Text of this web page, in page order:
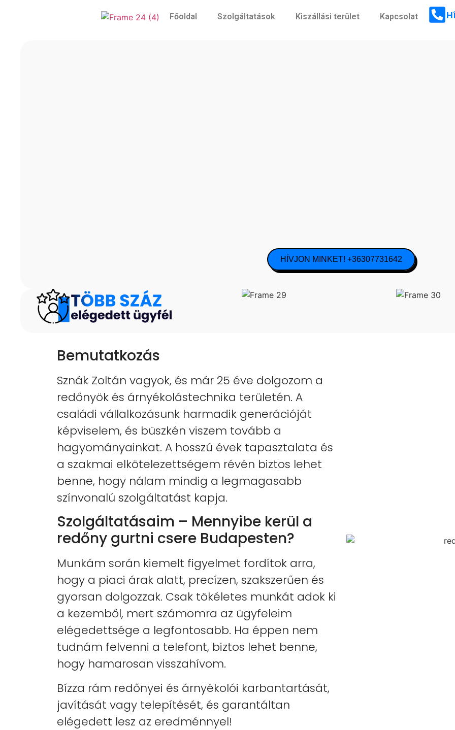
Főoldal Szolgáltatások Kiszállási terület Kapcsolat
HÍVJON MINKET! +36307731642
Bemutatkozás
Sznák Zoltán vagyok, és már 25 éve dolgozom a
redőnyök és árnyékolástechnika területén. A
családi vállalkozásunk harmadik generációját
képviselem, és büszkén viszem tovább a
hagyományainkat. A hosszú évek tapasztalata és
a szakmai elkötelezettségem révén biztos lehet
benne, hogy nálam mindig a legmagasabb
színvonalú szolgáltatást kapja.
Szolgáltatásaim – Mennyibe kerül a
redőny gurtni csere Budapesten?
Munkám során kiemelt figyelmet fordítok arra,
hogy a piaci árak alatt, precízen, szakszerűen és
gyorsan dolgozzak. Csak tökéletes munkát adok ki
a kezemből, mert számomra az ügyfeleim
elégedettsége a legfontosabb. Ha éppen nem
tudnám felvenni a telefont, biztos lehet benne,
hogy hamarosan visszahívom.
Bízza rám redőnyei és árnyékolói karbantartását,
javítását vagy telepítését, és garantáltan
elégedett lesz az eredménnyel!